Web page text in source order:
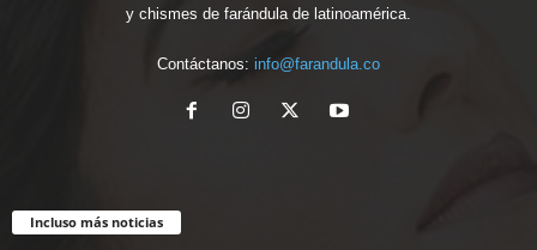
y chismes de farándula de latinoamérica.
Contáctanos: info@farandula.co
Incluso más noticias